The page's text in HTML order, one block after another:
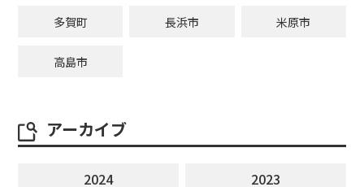
多賀町 長浜市 米原市
高島市
アーカイブ
2024
2023